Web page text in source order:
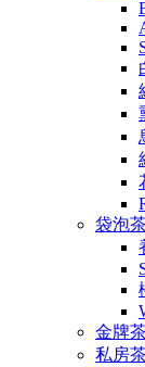
袋泡
金牌
私房